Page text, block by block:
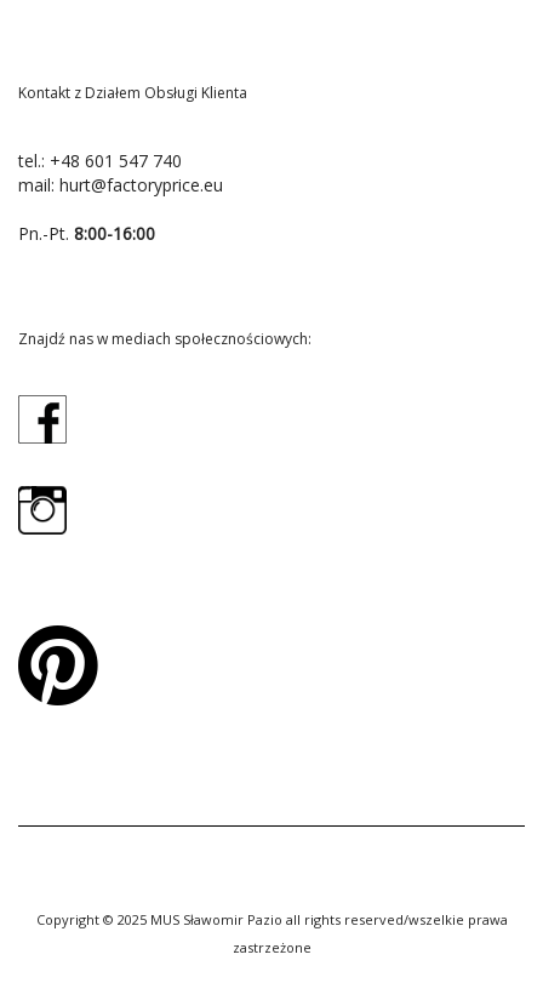
Kontakt z Działem Obsługi Klienta
tel.: +48 601 547 740
mail: hurt@factoryprice.eu
Pn.-Pt. 8:00-16:00
Znajdź nas w mediach społecznościowych:
Copyright © 2025 MUS Sławomir Pazio all rights reserved/wszelkie prawa
zastrzeżone